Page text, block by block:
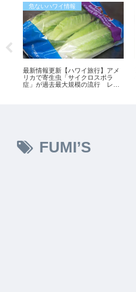
危ないハワイ情報
最新情報更新【ハワイ旅行】アメ
リカで寄生虫「サイクロスポラ
症」が過去最大規模の流行 レタ
FUMI’S